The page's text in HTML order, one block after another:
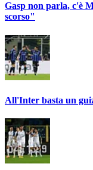
Gasp non parla, c'è
scorso"
All'Inter basta un